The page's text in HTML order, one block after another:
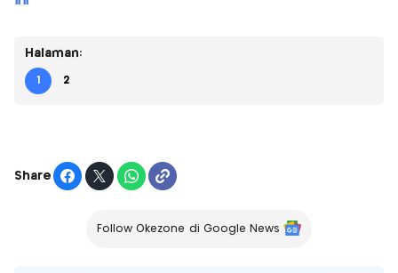
Halaman:
1 2
Share
Follow Okezone di Google News